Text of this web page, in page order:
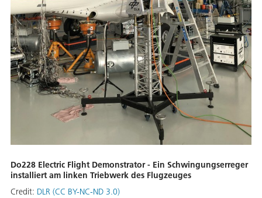
Do228 Electric Flight Demonstrator - Ein Schwingungserreger
installiert am linken Triebwerk des Flugzeuges
Credit: DLR (CC BY-NC-ND 3.0)